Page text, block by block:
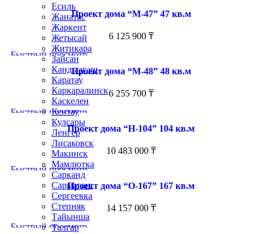
Есиль
Жанатас
Жаркент
Жетысай
Житикара
Зайсан
Кандыагаш
Каратау
Каркаралинск
Каскелен
Кентау
Кулсары
Ленгер
Лисаковск
Макинск
Мамлютка
Сарканд
Сарыагаш
Сергеевка
Степняк
Тайынша
Талгар
Проект дома “М-47” 47 кв.м
6 125 900 ₸
Быстрый просмотр
Проект дома “М-48” 48 кв.м
6 255 700 ₸
Быстрый просмотр
Проект дома “Н-104” 104 кв.м
10 483 000 ₸
Быстрый просмотр
Проект дома “О-167” 167 кв.м
14 157 000 ₸
Быстрый просмотр